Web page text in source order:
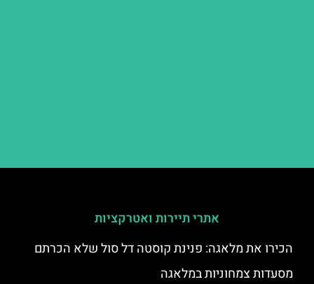
אתרי תיירות ואטרקציות
הכירו את מלאגה: פנינת קוסטה דל סול שלא הכרתם
מסעדות צמחוניות במלאגה